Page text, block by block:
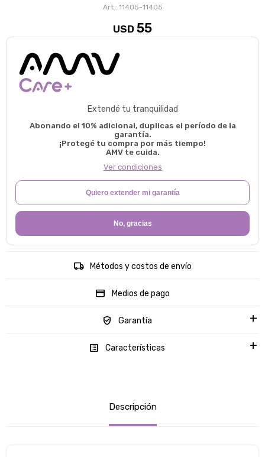
11405-11405
USD 55
Extendé tu tranquilidad
Abonando el 10% adicional, duplicas el período de la
garantía.
¡Protegé tu compra por más tiempo!
AMV te cuida.
Ver condiciones
Quiero extender mi garantía
No, gracias
Métodos y costos de envío
Medios de pago
Garantía
Características
Descripción